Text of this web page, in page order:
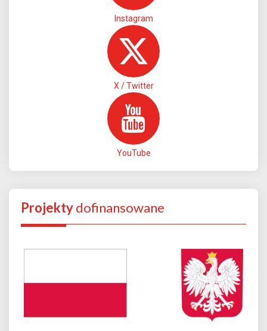
Instagram
X / Twitter
YouTube
Projektydofinansowane